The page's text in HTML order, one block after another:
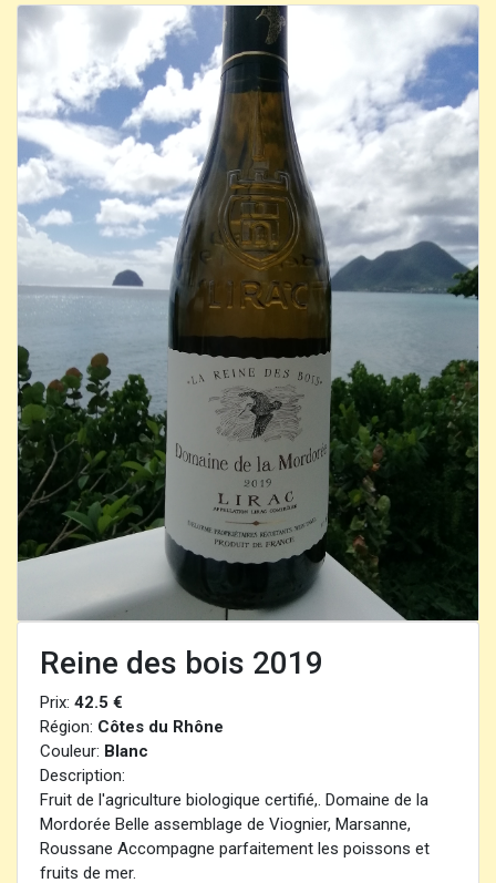
Reine des bois 2019
Prix: 42.5 €
Région: Côtes du Rhône
Couleur: Blanc
Description:
Fruit de l'agriculture biologique certifié,. Domaine de la
Mordorée Belle assemblage de Viognier, Marsanne,
Roussane Accompagne parfaitement les poissons et
fruits de mer.